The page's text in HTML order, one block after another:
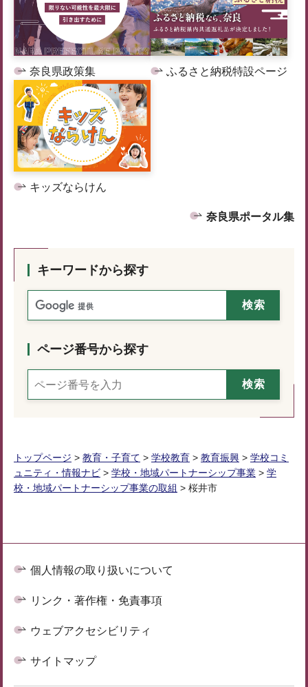
奈良県政策集 ふるさと納税特設ページ
キッズならけん
奈良県ポータル集
キーワードから探す
ページ番号から探す
トップページ > 教育・子育て > 学校教育 > 教育振興 > 学校コミ
ュニティ・情報ナビ > 学校・地域パートナーシップ事業 > 学
校・地域パートナーシップ事業の取組 > 桜井市
個人情報の取り扱いについて
リンク・著作権・免責事項
ウェブアクセシビリティ
サイトマップ